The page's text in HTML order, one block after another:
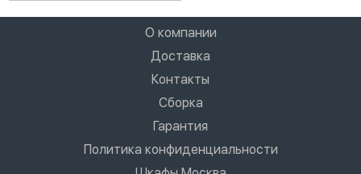
О компании
Доставка
Контакты
Сборка
Гарантия
Политика конфиденциальности